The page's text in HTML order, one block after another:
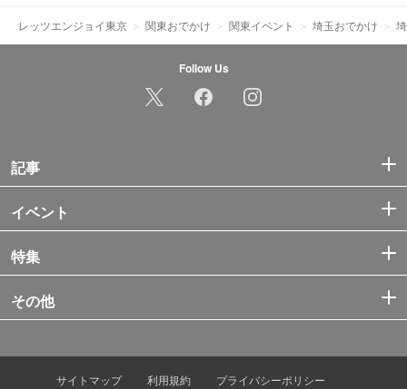
レッツエンジョイ東京 関東おでかけ 関東イベント 埼玉おでかけ
Follow Us
記事
イベント
特集
その他
サイトマップ 利用規約 プライバシーポリシー